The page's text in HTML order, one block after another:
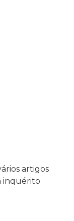
artigos
inquérito